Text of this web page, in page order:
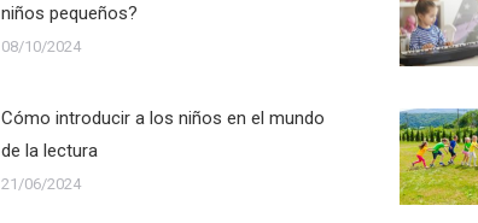
niños pequeños?
08/10/2024
Cómo introducir a los niños en el mundo
de la lectura
21/06/2024